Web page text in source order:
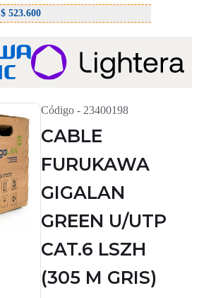
$ 523.600
Código - 23400198
CABLE
FURUKAWA
GIGALAN
GREEN U/UTP
CAT.6 LSZH
(305 M GRIS)